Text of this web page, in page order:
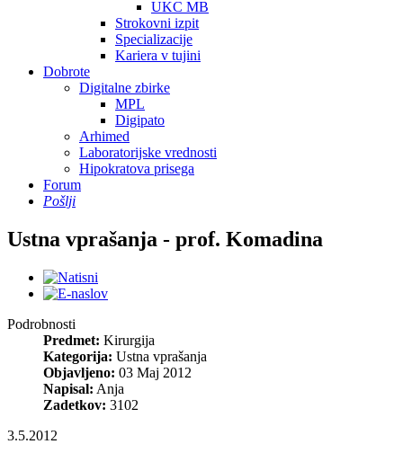
UKC MB
Strokovni izpit
Specializacije
Kariera v tujini
Dobrote
Digitalne zbirke
MPL
Digipato
Arhimed
Laboratorijske vrednosti
Hipokratova prisega
Forum
Pošlji
Ustna vprašanja - prof. Komadina
Podrobnosti
Predmet: Kirurgija
Kategorija: Ustna vprašanja
Objavljeno: 03 Maj 2012
Napisal: Anja
Zadetkov: 3102
3.5.2012